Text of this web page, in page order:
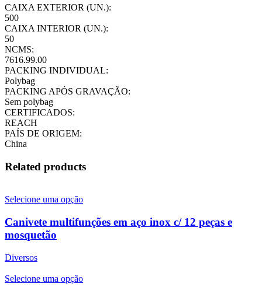
CAIXA EXTERIOR (UN.):
500
CAIXA INTERIOR (UN.):
50
NCMS:
7616.99.00
PACKING INDIVIDUAL:
Polybag
PACKING APÓS GRAVAÇÃO:
Sem polybag
CERTIFICADOS:
REACH
PAÍS DE ORIGEM:
China
Related products
Selecione uma opção
Canivete multifunções em aço inox c/ 12 peças e
mosquetão
Diversos
Selecione uma opção